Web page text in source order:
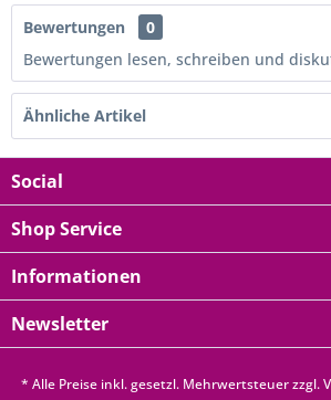
Bewertungen
0
Bewertungen lesen, schreiben und
Ähnliche Artikel
Social
Shop Service
Informationen
Newsletter
* Alle Preise inkl. gesetzl. Mehrwertsteuer zzgl.